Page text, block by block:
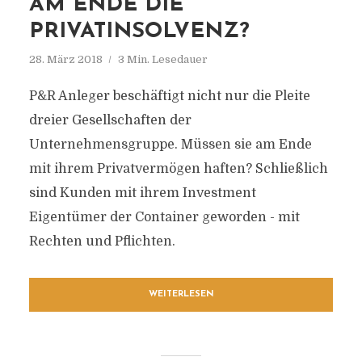
AM ENDE DIE
PRIVATINSOLVENZ?
28. März 2018 3 Min. Lesedauer
P&R Anleger beschäftigt nicht nur die Pleite
dreier Gesellschaften der
Unternehmensgruppe. Müssen sie am Ende
mit ihrem Privatvermögen haften? Schließlich
sind Kunden mit ihrem Investment
Eigentümer der Container geworden - mit
Rechten und Pflichten.
WEITERLESEN